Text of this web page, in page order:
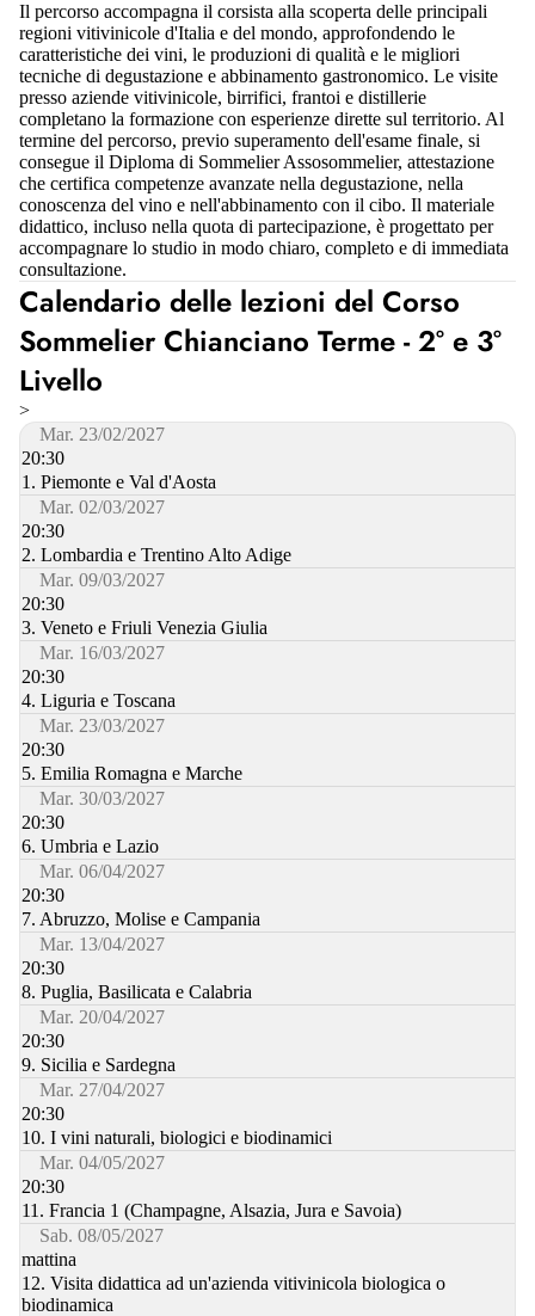
Il percorso accompagna il corsista alla scoperta delle principali
regioni vitivinicole d'Italia e del mondo, approfondendo le
caratteristiche dei vini, le produzioni di qualità e le migliori
tecniche di degustazione e abbinamento gastronomico. Le visite
presso aziende vitivinicole, birrifici, frantoi e distillerie
completano la formazione con esperienze dirette sul territorio. Al
termine del percorso, previo superamento dell'esame finale, si
consegue il Diploma di Sommelier Assosommelier, attestazione
che certifica competenze avanzate nella degustazione, nella
conoscenza del vino e nell'abbinamento con il cibo. Il materiale
didattico, incluso nella quota di partecipazione, è progettato per
accompagnare lo studio in modo chiaro, completo e di immediata
consultazione.
Calendario delle lezioni del Corso
Sommelier Chianciano Terme - 2° e 3°
Livello
>
Mar. 23/02/2027
20:30
1. Piemonte e Val d'Aosta
Mar. 02/03/2027
20:30
2. Lombardia e Trentino Alto Adige
Mar. 09/03/2027
20:30
3. Veneto e Friuli Venezia Giulia
Mar. 16/03/2027
20:30
4. Liguria e Toscana
Mar. 23/03/2027
20:30
5. Emilia Romagna e Marche
Mar. 30/03/2027
20:30
6. Umbria e Lazio
Mar. 06/04/2027
20:30
7. Abruzzo, Molise e Campania
Mar. 13/04/2027
20:30
8. Puglia, Basilicata e Calabria
Mar. 20/04/2027
20:30
9. Sicilia e Sardegna
Mar. 27/04/2027
20:30
10. I vini naturali, biologici e biodinamici
Mar. 04/05/2027
20:30
11. Francia 1 (Champagne, Alsazia, Jura e Savoia)
Sab. 08/05/2027
mattina
12. Visita didattica ad un'azienda vitivinicola biologica o
biodinamica